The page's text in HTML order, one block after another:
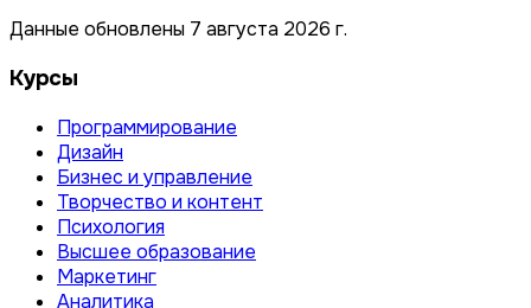
Данные обновлены 7 августа 2026 г.
Курсы
Программирование
Дизайн
Бизнес и управление
Творчество и контент
Психология
Высшее образование
Маркетинг
Аналитика